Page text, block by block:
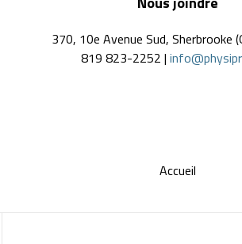
370, 10e Avenue Sud, Sherbrooke
819 823-2252 |
Accueil